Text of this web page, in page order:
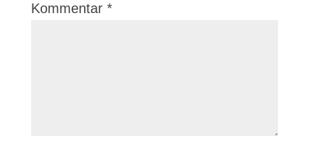
Kommentar *